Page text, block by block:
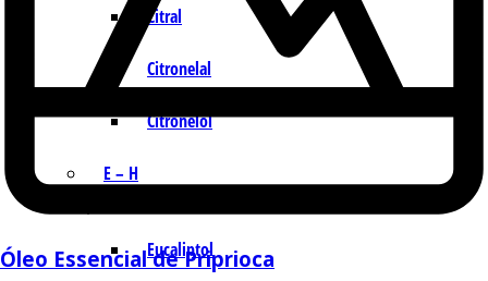
Citral
Citronelal
Citronelol
E – H
Eucaliptol
Óleo Essencial de Priprioca